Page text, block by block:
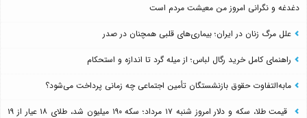
دغدغه و نگرانی امروز من معیشت مردم است
علل مرگ زنان در ایران؛ بیماری‌های قلبی همچنان در صدر
راهنمای کامل خرید رگال لباس؛ از میله گرد تا اندازه و استحکام
مابه‌التفاوت حقوق بازنشستگان تأمین اجتماعی چه زمانی پرداخت می‌شود؟
قیمت طلا، سکه و دلار امروز شنبه ۱۷ مرداد؛ سکه ۱۹۰ میلیون شد، طلای ۱۸ عیار از ۱۹